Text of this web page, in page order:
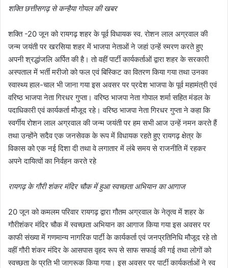
शक्ति छत्तीसगढ़ से कन्हैया गोयल की खबर
शक्ति -20 जून को रायगढ़ शहर के पूर्व विधायक स्व. रोशन लाल अग्रवाल की
जन्म जयंती पर खरसिया शहर में भाजपा नेताओं ने जहां उन्हें स्मरण करते हुए
अपनी श्रद्धांजलि अर्पित की है। तो वहीं पार्टी कार्यकर्ताओं द्वारा शहर के सरकारी
अस्पताल में भर्ती मरीजो को फल एवं बिस्किट का वितरण किया गया तथा उनका
स्वास्थ्य हाल-चाल भी जाना गया इस अवसर पर प्रदेश भाजपा के पूर्व महामंत्री एवं
वरिष्ठ भाजपा नेता गिरधर गुप्ता। वरिष्ठ भाजपा नेता गोपाल शर्मा सहित मंडल के
पदाधिकारी एवं कार्यकर्ता मौजूद रहे। वरिष्ठ भाजपा नेता गिरधर गुप्ता ने कहा कि
स्वर्गीय रोशन लाल अग्रवाल की जन्म जयंती पर हम सभी आज उन्हें नमन करते हैं
तथा उन्होंने सदैव एक जनसेवक के रूप में विधायक रहते हुए रायगढ़ क्षेत्र के
विकास को एक नई दिशा दी तथा वे लगातार में लंबे समय से राजनीति में रहकर
अपने दायित्वों का निर्वहन करते रहे
रायगढ़ के गौरी शंकर मंदिर चौक में हुआ स्वच्छता अभियान का आगाज
20 जून को कमलम परिवार रायगढ़ द्वारा गौतम अग्रवाल के नेतृत्व में शहर के
गौरीशंकर मंदिर चौक में स्वच्छता अभियान का आगाज किया गया इस अवसर पर
काफी संख्या में गणमान्य नागरिक पार्टी के कार्यकर्ता एवं जनप्रतिनिधि मौजूद रहे तो
वहीं गौरी शंकर मंदिर के आसपास वृहद रूप से साफ सफाई की गई तथा लोगों को
स्वच्छता के प्रति भी जागरूक किया गया। इस अवसर पर पार्टी कार्यकर्ताओं ने स्व